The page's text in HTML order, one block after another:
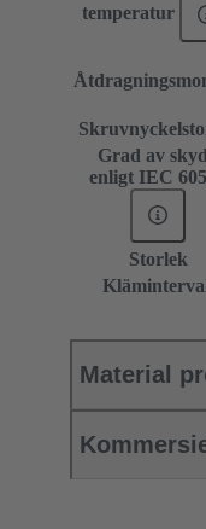
temperatur
Grad av
enligt IEC
Storlek
Material